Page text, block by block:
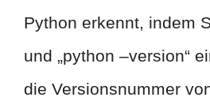
Python erkennt, indem
und „python –version“
die Versionsnummer